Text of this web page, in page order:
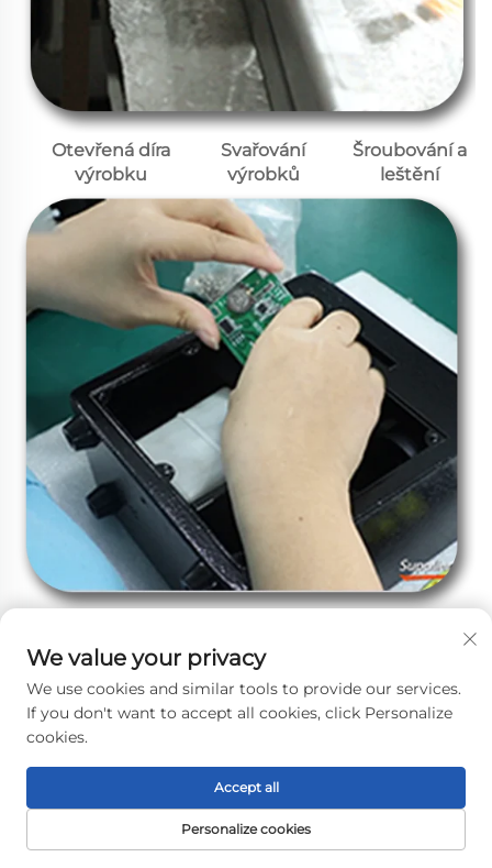
Otevřená díra
výrobku
Svařování
výrobků
Šroubování a
leštění
DOMOVSKÁ
We value your privacy
We use cookies and similar tools to provide our services.
If you don't want to accept all cookies, click Personalize
cookies.
Personalize cookies
Accept all